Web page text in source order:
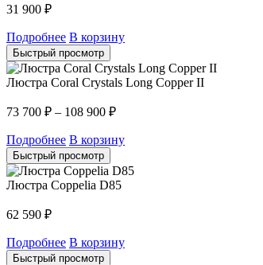
31 900 ₽
Подробнее В корзину
Быстрый просмотр
Люстра Coral Crystals Long Copper II
73 700 ₽ – 108 900 ₽
Подробнее В корзину
Быстрый просмотр
Люстра Coppelia D85
62 590 ₽
Подробнее В корзину
Быстрый просмотр